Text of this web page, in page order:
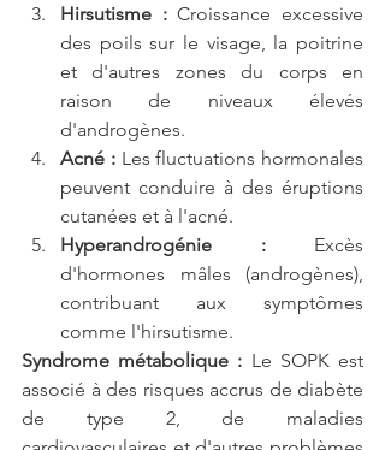
Hirsutisme : Croissance excessive
des poils sur le visage, la poitrine
et d'autres zones du corps en
raison de niveaux élevés
d'androgènes.
Acné : Les fluctuations hormonales
peuvent conduire à des éruptions
cutanées et à l'acné.
Hyperandrogénie : Excès
d'hormones mâles (androgènes),
contribuant aux symptômes
comme l'hirsutisme.
Syndrome métabolique : Le SOPK est
associé à des risques accrus de diabète
de type 2, de maladies